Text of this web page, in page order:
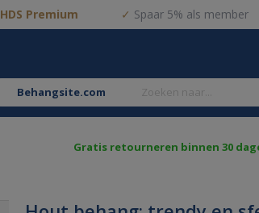
HDS Premium Spaar 5% als member
behangsite.com
Gratis retourneren binnen 30